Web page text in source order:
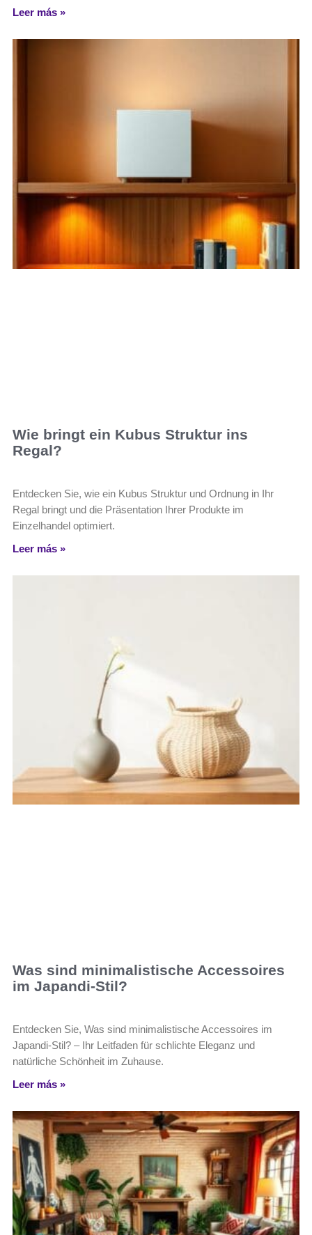
Leer más »
Wie bringt ein Kubus Struktur ins
Regal?
Entdecken Sie, wie ein Kubus Struktur und Ordnung in Ihr
Regal bringt und die Präsentation Ihrer Produkte im
Einzelhandel optimiert.
Leer más »
Was sind minimalistische Accessoires
im Japandi-Stil?
Entdecken Sie, Was sind minimalistische Accessoires im
Japandi-Stil? – Ihr Leitfaden für schlichte Eleganz und
natürliche Schönheit im Zuhause.
Leer más »